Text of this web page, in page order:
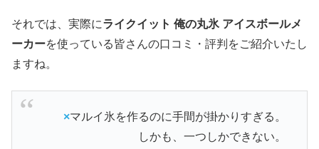
それでは、実際にライクイット 俺の丸氷 アイスボールメ
ーカーを使っている皆さんの口コミ・評判をご紹介いたし
ますね。
×マルイ氷を作るのに手間が掛かりすぎる。
しかも、一つしかできない。